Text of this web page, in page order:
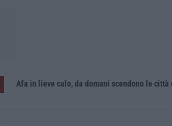
Afa in lieve calo, da domani scendono le città